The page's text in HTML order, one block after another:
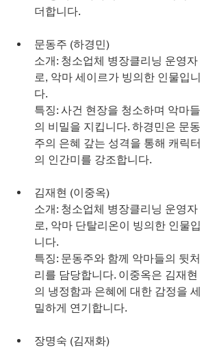
더합니다.
문동주 (하경민)
소개: 청소업체 병장클리닝 운영자
로, 악마 세이르가 빙의한 인물입니
다.
특징: 사건 현장을 청소하며 악마들
의 비밀을 지킵니다. 하경민은 문동
주의 은혜 갚는 성격을 통해 캐릭터
의 인간미를 강조합니다.
김재현 (이중옥)
소개: 청소업체 병장클리닝 운영자
로, 악마 단탈리온이 빙의한 인물입
니다.
특징: 문동주와 함께 악마들의 뒷처
리를 담당합니다. 이중옥은 김재현
의 냉정함과 은혜에 대한 감정을 세
밀하게 연기합니다.
장명숙 (김재화)